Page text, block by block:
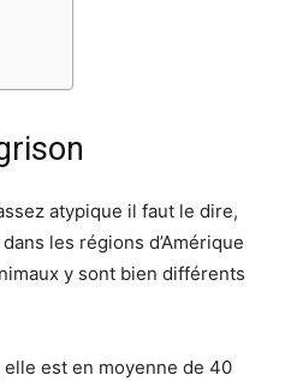
atypique il faut le dire,
les régions d’Amérique
y sont bien différents
est en moyenne de 40